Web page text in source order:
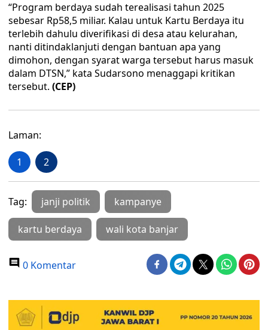
“Program berdaya sudah terealisasi tahun 2025
sebesar Rp58,5 miliar. Kalau untuk Kartu Berdaya itu
terlebih dahulu diverifikasi di desa atau kelurahan,
nanti ditindaklanjuti dengan bantuan apa yang
dimohon, dengan syarat warga tersebut harus masuk
dalam DTSN,” kata Sudarsono menaggapi kritikan
tersebut. (CEP)
Laman:
1 2
Tag: janji politik kampanye
kartu berdaya wali kota banjar
0 Komentar